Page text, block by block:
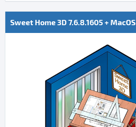
Sweet Home 3D 7.6.8.1605 + MacOS